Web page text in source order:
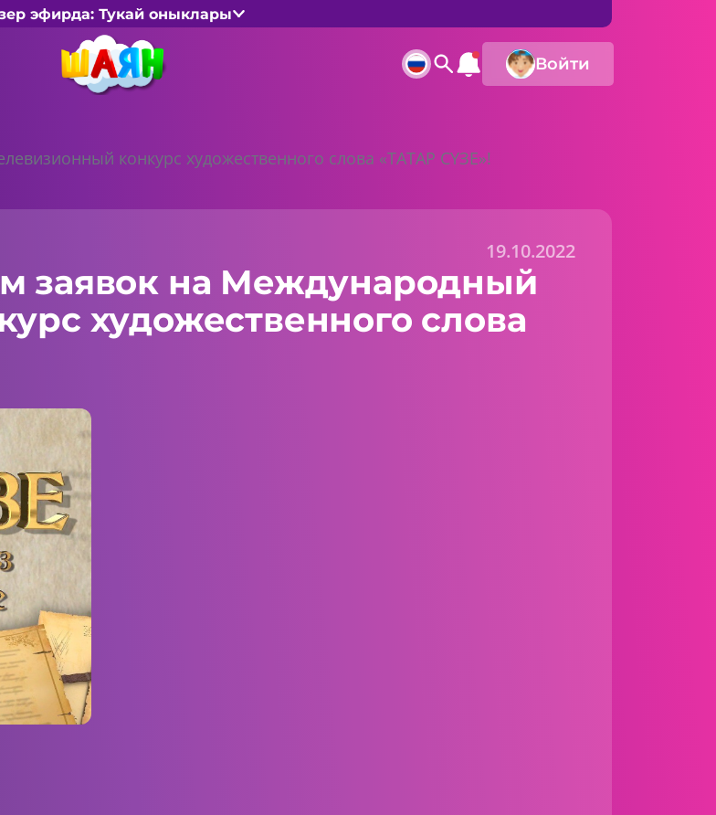
эфирда: Тукай оныклары
Войти
конкурс художественного слова «ТАТАР СҮЗЕ»!
19.10.2022
заявок на Международный
художественного слова